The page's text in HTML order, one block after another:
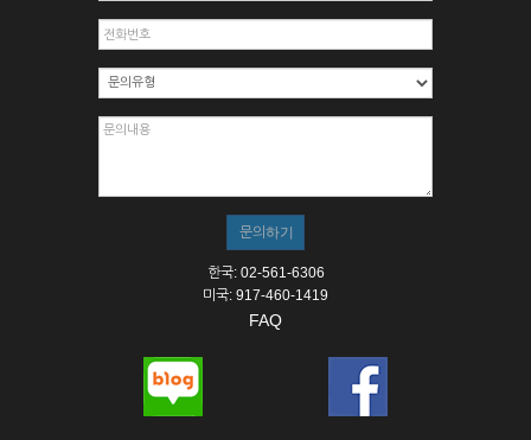
한국: 02-561-6306
미국: 917-460-1419
FAQ